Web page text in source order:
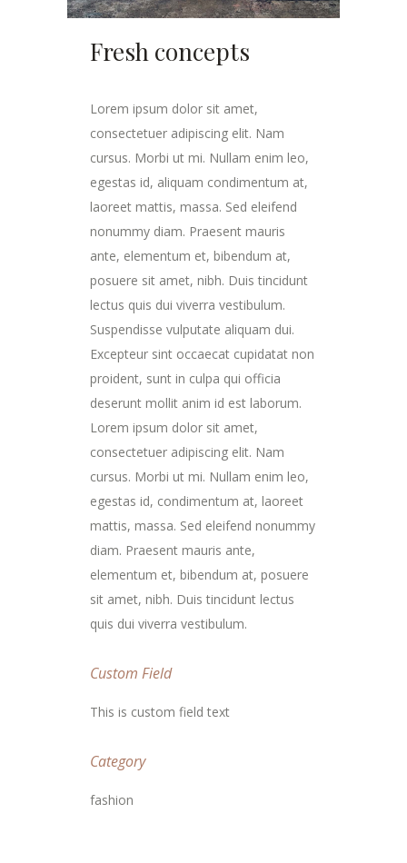
Fresh concepts
Lorem ipsum dolor sit amet,
consectetuer adipiscing elit. Nam
cursus. Morbi ut mi. Nullam enim leo,
egestas id, aliquam condimentum at,
laoreet mattis, massa. Sed eleifend
nonummy diam. Praesent mauris
ante, elementum et, bibendum at,
posuere sit amet, nibh. Duis tincidunt
lectus quis dui viverra vestibulum.
Suspendisse vulputate aliquam dui.
Excepteur sint occaecat cupidatat non
proident, sunt in culpa qui officia
deserunt mollit anim id est laborum.
Lorem ipsum dolor sit amet,
consectetuer adipiscing elit. Nam
cursus. Morbi ut mi. Nullam enim leo,
egestas id, condimentum at, laoreet
mattis, massa. Sed eleifend nonummy
diam. Praesent mauris ante,
elementum et, bibendum at, posuere
sit amet, nibh. Duis tincidunt lectus
quis dui viverra vestibulum.
Custom Field
This is custom field text
Category
fashion